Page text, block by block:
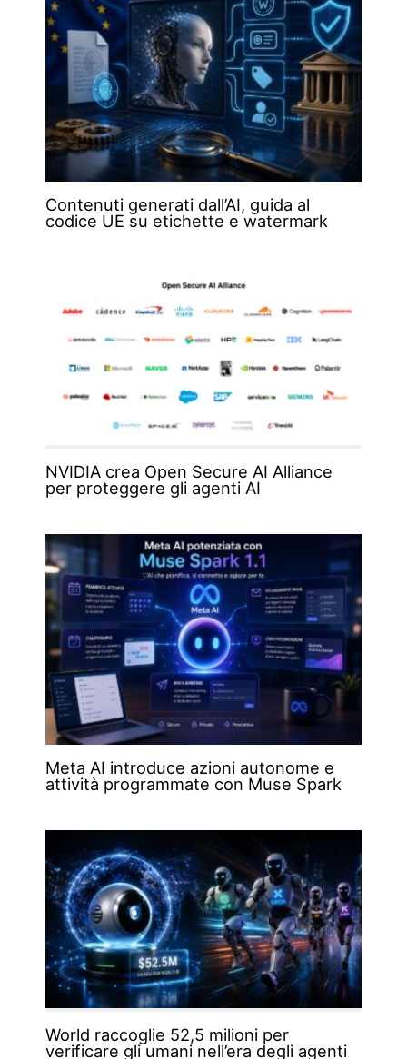
Contenuti generati dall’AI, guida al
codice UE su etichette e watermark
NVIDIA crea Open Secure AI Alliance
per proteggere gli agenti AI
Meta AI introduce azioni autonome e
attività programmate con Muse Spark
World raccoglie 52,5 milioni per
verificare gli umani nell’era degli agenti